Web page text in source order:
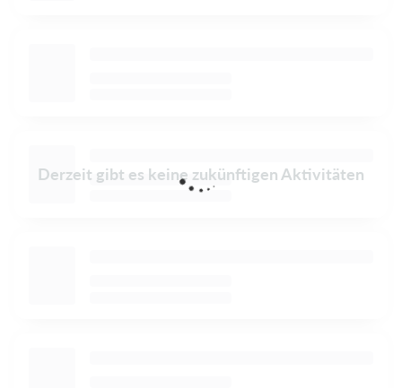
Derzeit gibt es keine zukünftigen Aktivitäten